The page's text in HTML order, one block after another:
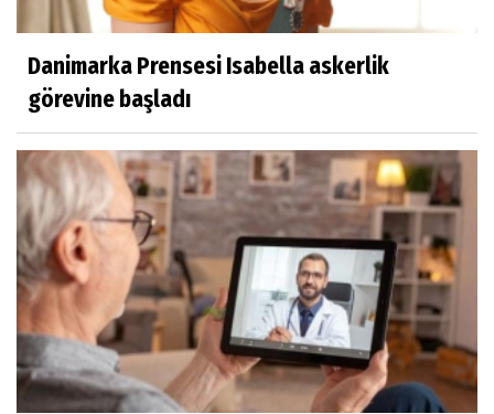
Danimarka Prensesi Isabella askerlik
görevine başladı